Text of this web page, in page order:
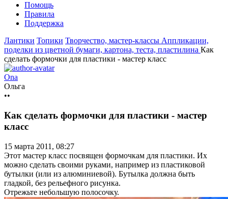
Помощь
Правила
Поддержка
Лантики Топики Творчество, мастер-классы Аппликации,
поделки из цветной бумаги, картона, теста, пластилина Как
сделать формочки для пластики - мастер класс
Ona
Ольга
••
Как сделать формочки для пластики - мастер
класс
15 марта 2011, 08:27
Этот мастер класс посвящен формочкам для пластики. Их
можно сделать своими руками, например из пластиковой
бутылки (или из алюминиевой). Бутылка должна быть
гладкой, без рельефного рисунка.
Отрежьте небольшую полосочку.